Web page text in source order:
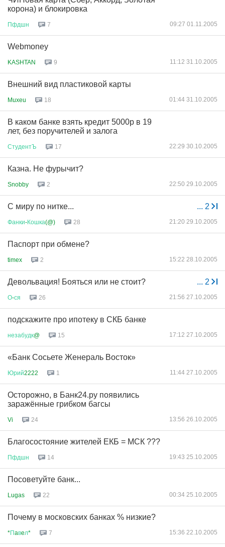
корона) и блокировка
Пфдшн 7 09:27 01.11.2005
Webmoney
KASHTAN 9 11:12 31.10.2005
Внешний вид пластиковой карты
Muxeu 18 01:44 31.10.2005
В каком банке взять кредит 5000р в 19
лет, без поручителей и залога
СтудентЪ 17 22:29 30.10.2005
Казна. Не фурычит?
Snobby 2 22:50 29.10.2005
... 2
С миру по нитке...
Фанки-Кошка(@) 28 21:20 29.10.2005
Паспорт при обмене?
timex 2 15:22 28.10.2005
... 2
Девольвация! Бояться или не стоит?
О-ся 26 21:56 27.10.2005
подскажите про ипотеку в СКБ банке
незабудк@ 15 17:12 27.10.2005
«Банк Сосьете Женераль Восток»
Юрий2222 1 11:44 27.10.2005
Осторожно, в Банк24.ру появились
заражённые грибком багсы
Vi 24 13:56 26.10.2005
Благосостояние жителей ЕКБ = МСК ???
Пфдшн 14 19:43 25.10.2005
Посоветуйте банк...
Lugas 22 00:34 25.10.2005
Почему в московских банках % низкие?
*Пaвeл* 7 15:36 22.10.2005